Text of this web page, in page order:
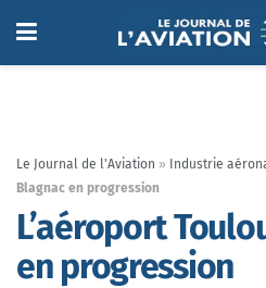
Le Journal de l'Aviation » Industrie
Blagnac en progression
L’aéroport
en progression